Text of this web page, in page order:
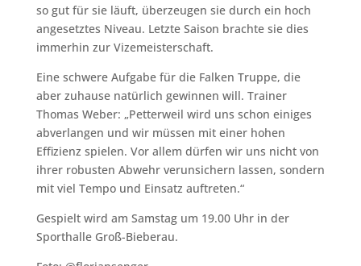
so gut für sie läuft, überzeugen sie durch ein hoch
angesetztes Niveau. Letzte Saison brachte sie dies
immerhin zur Vizemeisterschaft.
Eine schwere Aufgabe für die Falken Truppe, die
aber zuhause natürlich gewinnen will. Trainer
Thomas Weber: „Petterweil wird uns schon einiges
abverlangen und wir müssen mit einer hohen
Effizienz spielen. Vor allem dürfen wir uns nicht von
ihrer robusten Abwehr verunsichern lassen, sondern
mit viel Tempo und Einsatz auftreten.“
Gespielt wird am Samstag um 19.00 Uhr in der
Sporthalle Groß-Bieberau.